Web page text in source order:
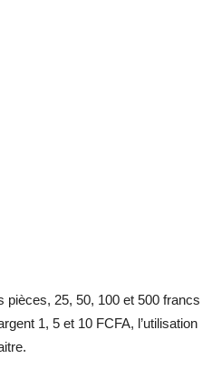
pièces, 25, 50, 100 et 500 francs
1, 5 et 10 FCFA, l’utilisation